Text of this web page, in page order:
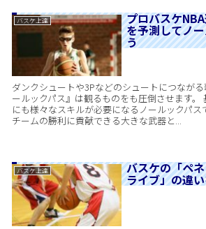
バスケ上達 プロバスケ
を予測してノ
う
ダンクシュートや3Pなどのシュートにつなが
ールックパス』は観るものをも圧倒させます。
にも様々なスキルが必要になるノールックパ
チームの勝利に貢献できる大きな武器と...
バスケ上達 バスケの「ペ
ライブ」の違